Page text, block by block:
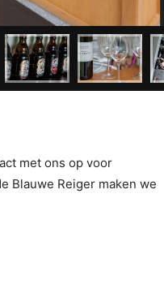
met ons op voor
Blauwe Reiger maken we